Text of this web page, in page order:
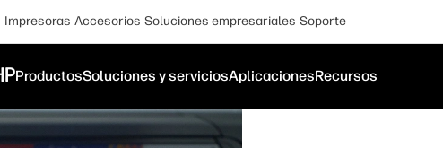
Impresoras Accesorios Soluciones empresariales Soporte
ProductosSoluciones y serviciosAplicacionesRecursos